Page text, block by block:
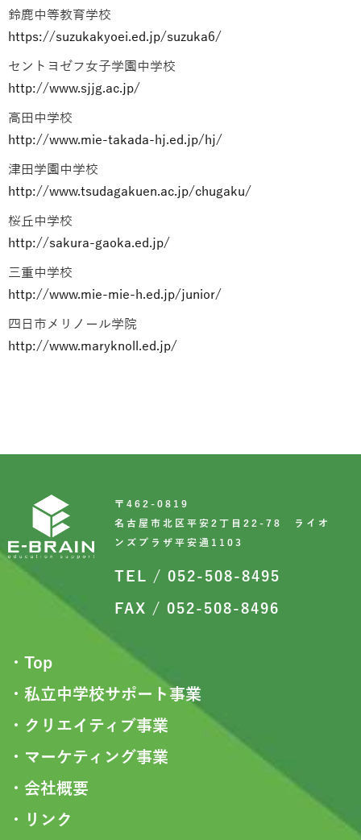
鈴鹿中等教育学校
https://suzukakyoei.ed.jp/suzuka6/
セントヨゼフ女子学園中学校
http://www.sjjg.ac.jp/
高田中学校
http://www.mie-takada-hj.ed.jp/hj/
津田学園中学校
http://www.tsudagakuen.ac.jp/chugaku/
桜丘中学校
http://sakura-gaoka.ed.jp/
三重中学校
http://www.mie-mie-h.ed.jp/junior/
四日市メリノール学院
http://www.maryknoll.ed.jp/
〒462-0819
名古屋市北区平安2丁目22-78 ライオ
ンズプラザ平安通1103
TEL / 052-508-8495
FAX / 052-508-8496
・Top
・私立中学校サポート事業
・クリエイティブ事業
・マーケティング事業
・会社概要
・リンク